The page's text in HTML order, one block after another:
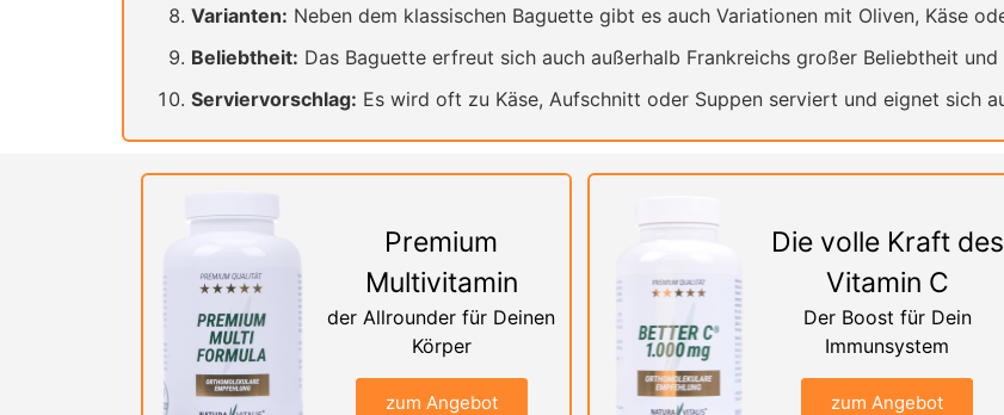
Varianten: Neben dem klassischen Baguette gibt es auch Variationen mit Oliven, Käse
Beliebtheit: Das Baguette erfreut sich auch außerhalb Frankreichs großer Beliebtheit
Serviervorschlag: Es wird oft zu Käse, Aufschnitt oder Suppen serviert und eignet sich
Premium
Multivitamin
der Allrounder für Deinen
Körper
zum Angebot
Die volle Kraft des
Vitamin C
Der Boost für Dein
Immunsystem
zum Angebot